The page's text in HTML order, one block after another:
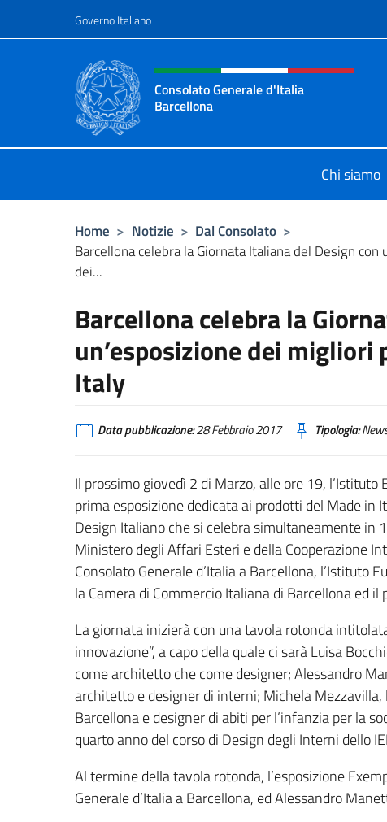
Governo Italiano
Intestazione sito, social e
Consolato Generale d'Italia
Barcellona
Chi siamo
Home > Notizie > Dal Consolato >
Barcellona celebra la Giornata Italiana del Design con
dei...
Barcellona celebra la
un’esposizione dei
Italy
Data pubblicazione:28 Febbraio 2017 Tipologia:
Il prossimo giovedì 2 di Marzo, alle ore 19,
prima esposizione dedicata ai prodotti del Made in
Design Italiano che si celebra simultaneamente in
Ministero degli Affari Esteri e della Cooperazione
Consolato Generale d’Italia a Barcellona, l’Istituto
la Camera di Commercio Italiana di Barcellona ed il
La giornata inizierà con una tavola rotonda
innovazione”, a capo della quale ci sarà Luisa
come architetto che come designer; Alessandro
architetto e designer di interni; Michela
Barcellona e designer di abiti per l’infanzia per la
quarto anno del corso di Design degli Interni dello
Al termine della tavola rotonda, l’esposizione
Generale d’Italia a Barcellona, ed Alessandro